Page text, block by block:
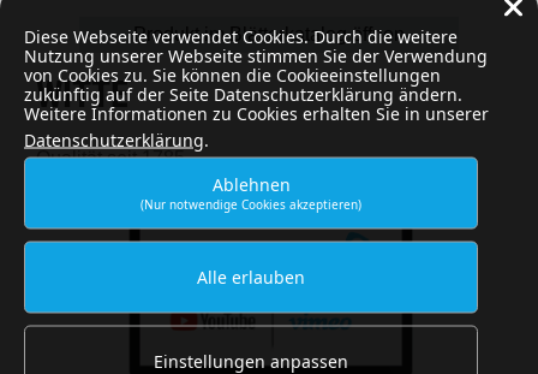
Produkt im Blätterkatalog öffnen
WITTE
Qualität seit 1785
Diese Webseite verwendet Cookies. Durch die weitere
Nutzung unserer Webseite stimmen Sie der Verwendung
von Cookies zu. Sie können die Cookieeinstellungen
zukünftig auf der Seite Datenschutzerklärung ändern.
Weitere Informationen zu Cookies erhalten Sie in unserer
Datenschutzerklärung.
Ablehnen
(Nur notwendige Cookies akzeptieren)
Alle erlauben
Einstellungen anpassen